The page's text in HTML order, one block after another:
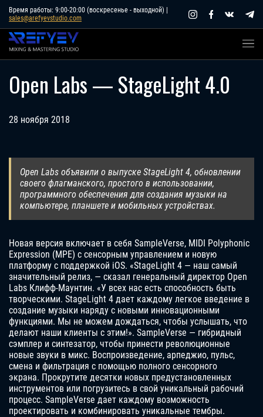
Skip
content
Время работы: 9:00-20:00 (воскресенье - выходной) |
sales@arefyevstudio.com
Open Labs — StageLight 4.0
28 ноября 2018
Open Labs объявили о выпуске StageLight 4, обновлении
своего флагманского, простого в использовании,
программного обеспечения для создания музыки на
компьютере, планшете и мобильных устройствах.
Новая версия включает в себя SampleVerse, MIDI Polyphonic
Expression (MPE) с сенсорным управлением и новую
платформу с поддержкой iOS. «StageLight 4 — наш самый
значительный релиз, — сказал генеральный директор Open
Labs Клифф-Маунтин. «У всех нас есть способность быть
творческими. StageLight 4 дает каждому легкое введение в
создание музыки наряду с новыми инновационными
функциями. Мы не можем дождаться, чтобы услышать, что
делают наши клиенты с этим!». SampleVerse — гибридный
сэмплер и синтезатор, чтобы принести революционные
новые звуки в микс. Воспроизведение, арпеджио, пульс,
смена и фильтрация с помощью полного сенсорного
экрана. Прокрутите десятки новых предустановленных
инструментов или погрузитесь в свой уникальный рабочий
процесс. SampleVerse дает каждому возможность
проектировать и комбинировать уникальные тембры.